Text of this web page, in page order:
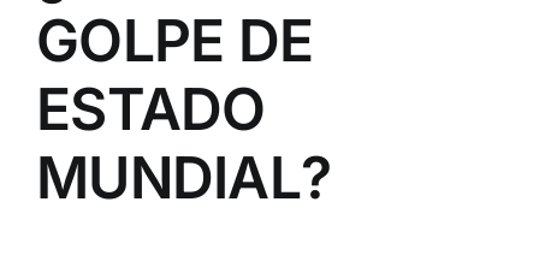
GOLPE DE
ESTADO
MUNDIAL?